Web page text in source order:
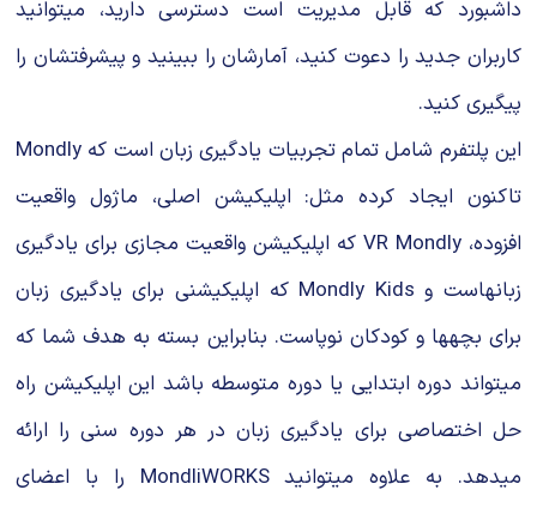
داشبورد که قابل مدیریت است دسترسی دارید، میتوانید
کاربران جدید را دعوت کنید، آمارشان را ببینید و پیشرفتشان را
پیگیری کنید.
این پلتفرم شامل تمام تجربیات یادگیری زبان است که Mondly
تاکنون ایجاد کرده مثل: اپلیکیشن اصلی، ماژول واقعیت
افزوده، VR Mondly که اپلیکیشن واقعیت مجازی برای یادگیری
زبانهاست و Mondly Kids که اپلیکیشنی برای یادگیری زبان
برای بچهها و کودکان نوپاست. بنابراین بسته به هدف شما که
میتواند دوره ابتدایی یا دوره متوسطه باشد این اپلیکیشن راه
حل اختصاصی برای یادگیری زبان در هر دوره سنی را ارائه
میدهد. به علاوه میتوانید MondliWORKS را با اعضای